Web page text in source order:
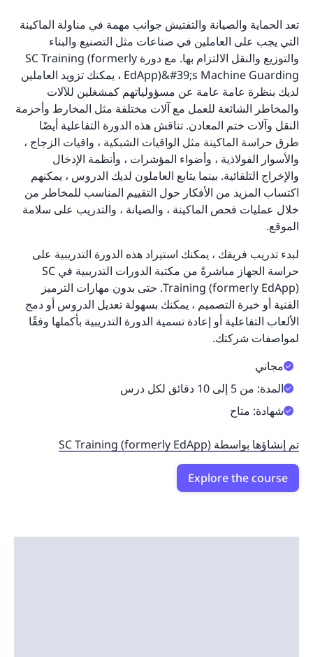
تعد الحماية والصيانة والتفتيش جوانب مهمة في مناولة الماكينة
التي يجب على العاملين في صناعات مثل التصنيع والبناء
والتوزيع والنقل الالتزام بها. مع دورة SC Training (formerly
EdApp)&#39;s Machine Guarding ، يمكنك تزويد العاملين
لديك بنظرة عامة عامة عن مسؤولياتهم كمشغلين للآلات
والمخاطر الشائعة للعمل مع آلات مختلفة مثل المخارط وأحزمة
النقل وآلات ختم المعادن. تناقش هذه الدورة التفاعلية أيضًا
طرق حراسة الماكينة مثل الواقيات الشبكية ، واقيات الزجاج ،
والأسوار الفولاذية ، وأضواء المؤشرات ، وأنظمة الإدخال
والإخراج التلقائية. بينما يتابع العاملون لديك الدروس ، يمكنهم
اكتساب المزيد من الأفكار حول التقييم المناسب للمخاطر من
خلال عمليات فحص الماكينة ، والصيانة ، والتدريب على سلامة
الموقع.
لبدء تدريب فريقك ، يمكنك استيراد هذه الدورة التدريبية على
حراسة الجهاز مباشرةً من مكتبة الدورات التدريبية في SC
Training (formerly EdApp). حتى بدون مهارات الترميز
الفنية أو خبرة التصميم ، يمكنك بسهولة تعديل الدروس أو دمج
الألعاب التفاعلية أو إعادة تسمية الدورة التدريبية بأكملها وفقًا
لمواصفات شركتك.
مجاني
المدة: من 5 إلى 10 دقائق لكل درس
شهادة: متاح
تم إنشاؤها بواسطة SC Training (formerly EdApp)
Explore the course